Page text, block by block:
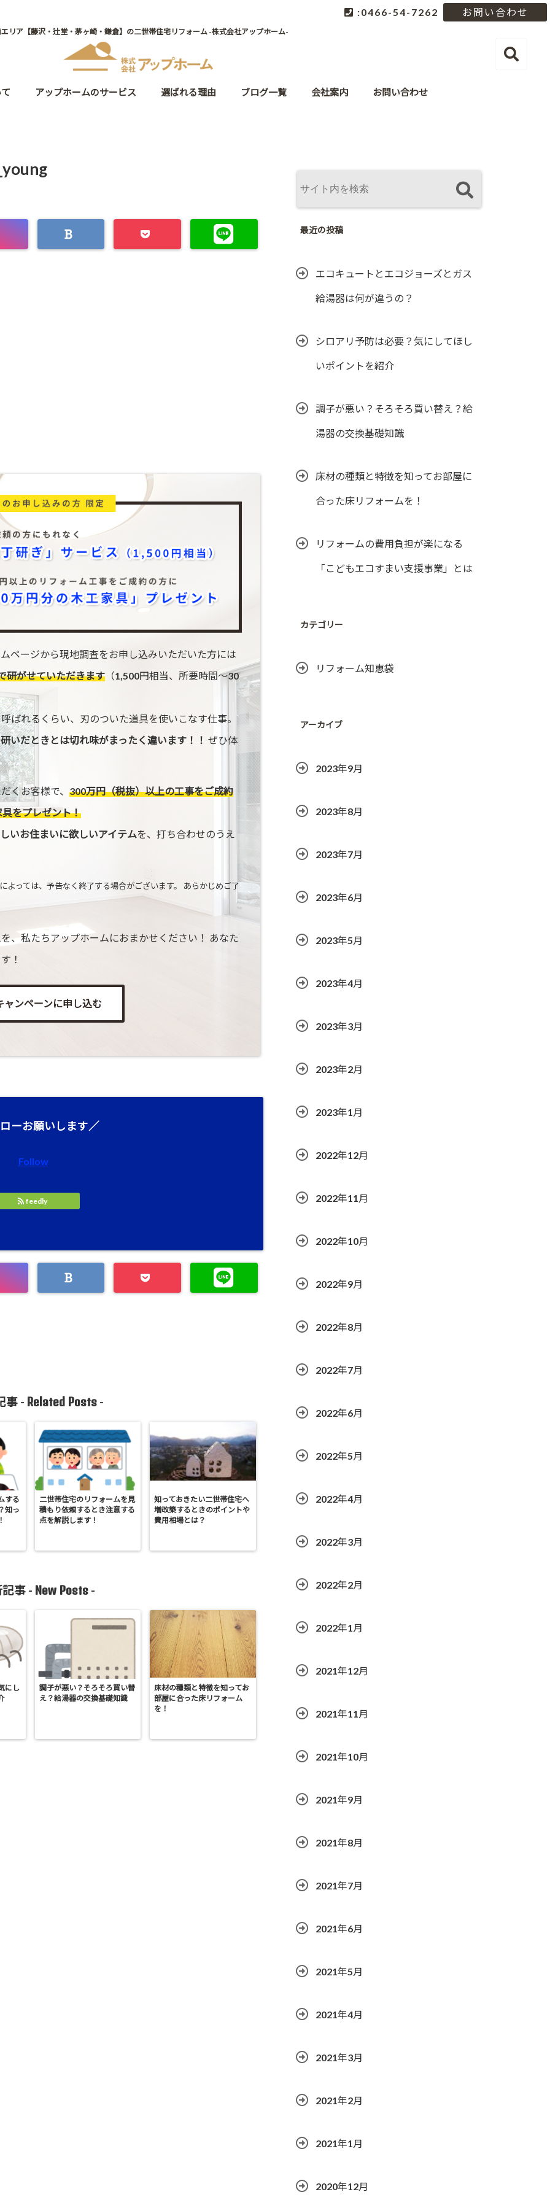
お問い合わせ
:0466-54-7262
リア【藤沢・辻堂・茅ヶ崎・鎌倉】の二世帯住宅リフォーム -株式会社アップホーム-
アップホームのサービス 選ばれる理由 ブログ一覧 会社案内 お問い合わせ
ページから現地調査をお申し込みいただいた方には
研がせていただきます（1,500円相当、所要時間〜30
ばれるくらい、刃のついた道具を使いこなす仕事。
いだときとは切れ味がまったく違います！！ ぜひ体
くお客様で、 300万円（税抜）以上の工事をご成約
をプレゼント！
いお住まいに欲しいアイテムを、打ち合わせのうえ
っては、予告なく終了する場合がございます。 あらかじめご了
、私たちアップホームにおまかせください！ あなた
！
ャンペーンに申し込む
ーお願いします／
Follow
feedly
事 - Related Posts-
する
知っ
二世帯住宅のリフォームを見
積もり依頼するとき注意する
点を解説します！
知っておきたい二世帯住宅へ
増改築するときのポイントや
費用相場とは？
事 - New Posts -
にし
調子が悪い？そろそろ買い替
え？給湯器の交換基礎知識
床材の種類と特徴を知ってお
部屋に合った床リフォーム
を！
最近の投稿
エコキュートとエコジョーズとガス
給湯器は何が違うの？
シロアリ予防は必要？気にしてほし
いポイントを紹介
調子が悪い？そろそろ買い替え？給
湯器の交換基礎知識
床材の種類と特徴を知ってお部屋に
合った床リフォームを！
リフォームの費用負担が楽になる
「こどもエコすまい支援事業」とは
カテゴリー
リフォーム知恵袋
アーカイブ
2023年9月
2023年8月
2023年7月
2023年6月
2023年5月
2023年4月
2023年3月
2023年2月
2023年1月
2022年12月
2022年11月
2022年10月
2022年9月
2022年8月
2022年7月
2022年6月
2022年5月
2022年4月
2022年3月
2022年2月
2022年1月
2021年12月
2021年11月
2021年10月
2021年9月
2021年8月
2021年7月
2021年6月
2021年5月
2021年4月
2021年3月
2021年2月
2021年1月
2020年12月